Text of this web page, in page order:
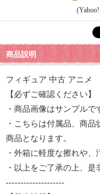
商品説明
フィギュア 中古 アニメ
【必ずご確認ください】
・商品画像はサンプルで
・こちらは付属品、商
商品となります。
・外箱に軽度な擦れや、
・以上をご了承の上、是
--------------------